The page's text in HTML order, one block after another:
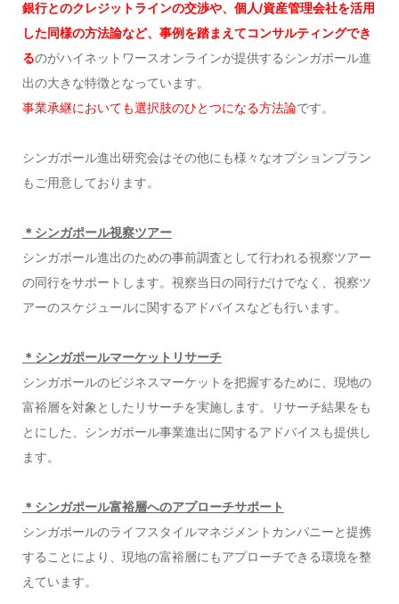
銀行とのクレジットラインの交渉や、個人/資産管理会社を活用
した同様の方法論など、事例を踏まえてコンサルティングでき
るのがハイネットワースオンラインが提供するシンガポール進
出の大きな特徴となっています。
事業承継においても選択肢のひとつになる方法論です。
シンガポール進出研究会はその他にも様々なオプションプラン
もご用意しております。
＊シンガポール視察ツアー
シンガポール進出のための事前調査として行われる視察ツアー
の同行をサポートします。視察当日の同行だけでなく、視察ツ
アーのスケジュールに関するアドバイスなども行います。
＊シンガポールマーケットリサーチ
シンガポールのビジネスマーケットを把握するために、現地の
富裕層を対象としたリサーチを実施します。リサーチ結果をも
とにした、シンガポール事業進出に関するアドバイスも提供し
ます。
＊シンガポール富裕層へのアプローチサポート
シンガポールのライフスタイルマネジメントカンパニーと提携
することにより、現地の富裕層にもアプローチできる環境を整
えています。